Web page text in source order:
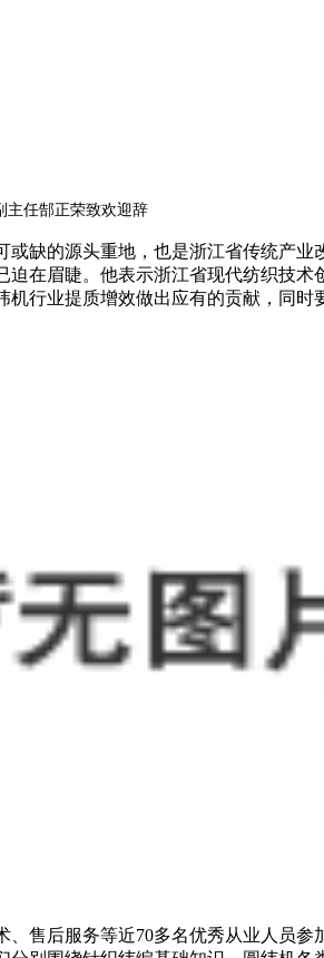
主任郜正荣致欢迎辞
缺的源头重地，也是浙江省传统产
在眉睫。他表示浙江省现代纺织技
行业提质增效做出应有的贡献，同
售后服务等近70多名优秀从业人员